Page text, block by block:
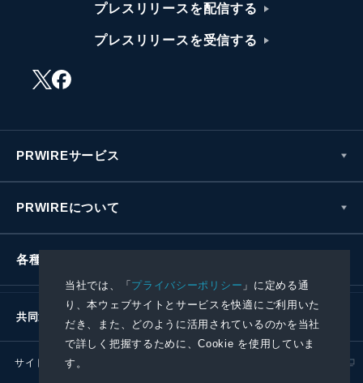
当社では、「プライバシーポリシー 」に定める通
り、本ウェブサイトとサービスを快適にご利用いた
だき、また、どのように活用されているのかを当社
で詳しく把握するために、Cookie を使用していま
す。
プレスリリースを配信する
プレスリリースを受信する
PRWIREサービス
PRWIREについて
各種お問い合わせ
共同通信社グループ
サイトポリシー